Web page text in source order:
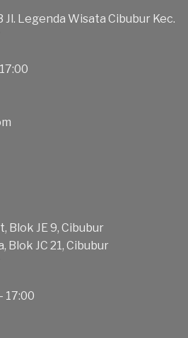
Legenda Wisata Cibubur Kec.
Blok JE 9, Cibubur
Blok JC 21, Cibubur
17:00